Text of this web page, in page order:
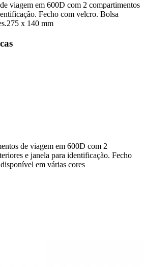
viagem em 600D com 2 compartimentos
Fecho com velcro. Bolsa
x 140 mm
de viagem em 600D com 2
e janela para identificação. Fecho
em várias cores